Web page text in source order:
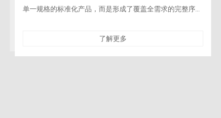
单一规格的标准化产品，而是形成了覆盖全需求的完整序
了解更多